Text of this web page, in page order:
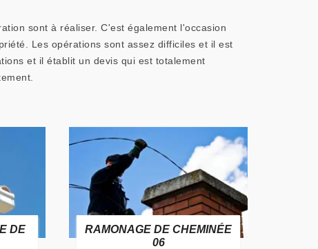
sont à réaliser. C'est également l'occasion
Les opérations sont assez difficiles et il est
et il établit un devis qui est totalement
RAMONAGE DE CHEMINÉE
TRAITEMENT